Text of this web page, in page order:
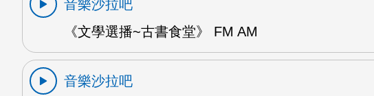
音樂沙拉吧
《文學選播~古書食堂》 FM AM
音樂沙拉吧